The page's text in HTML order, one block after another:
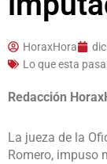
HoraxHora
Lo que esta
Redacción
La jueza de la
Romero, impuso